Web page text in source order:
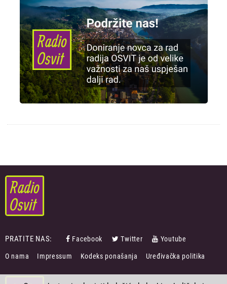
PRATITE NAS: Facebook Twitter Youtube
FOOTER
MENU
O nama Impressum Kodeks ponašanja Uređivačka politika